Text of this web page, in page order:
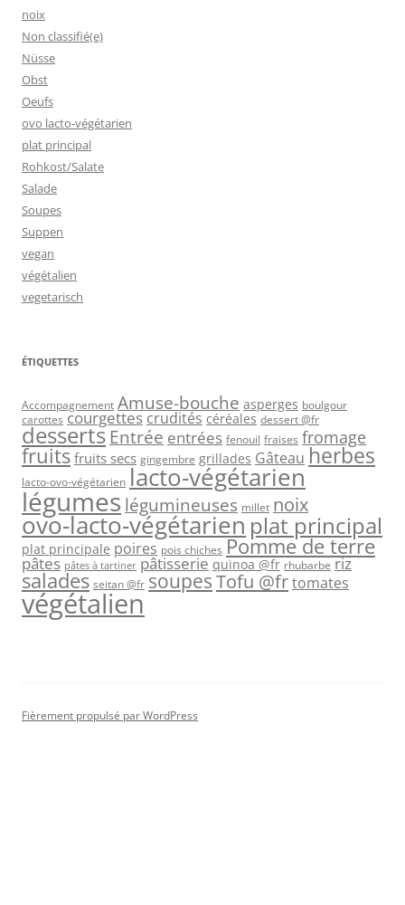
noix
Non classifié(e)
Nüsse
Obst
Oeufs
ovo lacto-végétarien
plat principal
Rohkost/Salate
Salade
Soupes
Suppen
vegan
végétalien
vegetarisch
ÉTIQUETTES
Accompagnement Amuse-bouche asperges boulgour
carottes courgettescrudités céréales dessert @fr
desserts Entrée entrées fenouil fraises fromage
fruits fruits secs gingembre grillades Gâteau herbes
lacto-ovo-végétarien lacto-végétarien
légumes légumineuses millet noix
ovo-lacto-végétarien plat principal
plat principale poires pois chiches Pomme de terre
pâtes pâtes à tartiner pâtisserie quinoa @fr rhubarbe riz
salades seitan @fr soupesTofu @frtomates
végétalien
Fièrement propulsé par WordPress